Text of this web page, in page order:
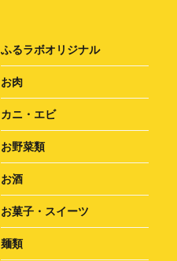
ふるラボオリジナル
お肉
カニ・エビ
お野菜類
お酒
お菓子・スイーツ
麺類